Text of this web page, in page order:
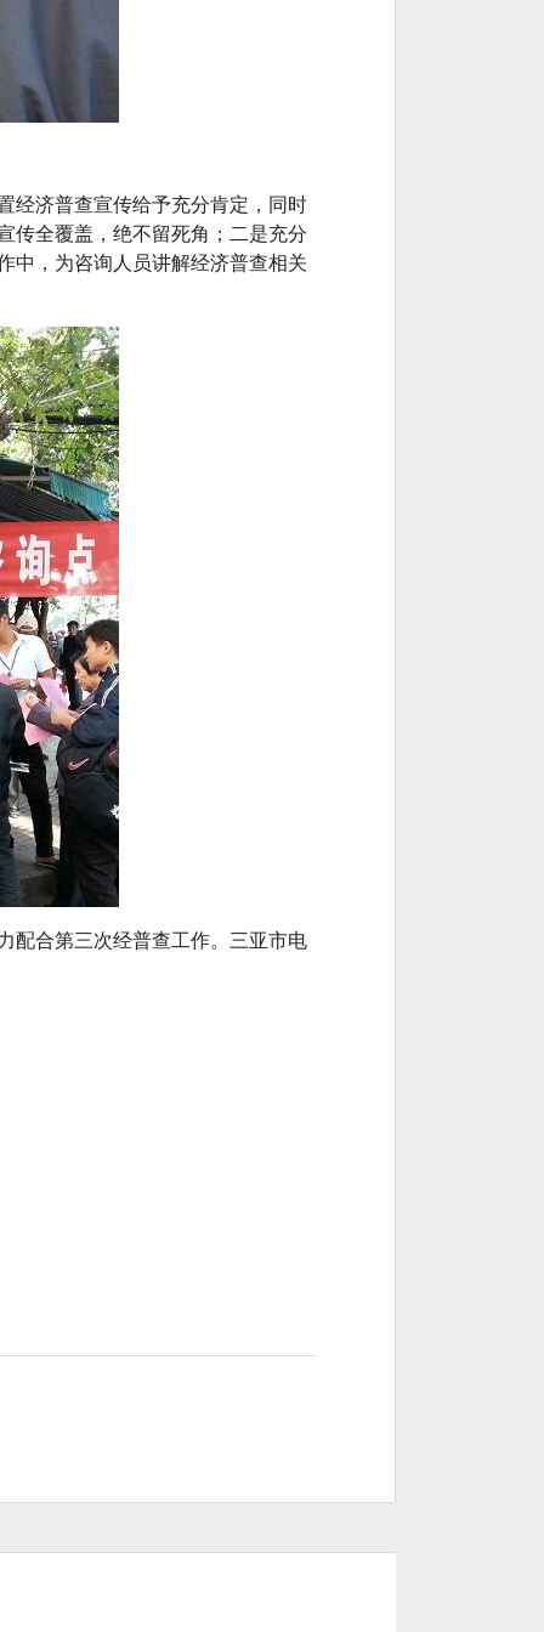
济普查宣传给予充分肯定，同时
传全覆盖，绝不留死角；二是充分
中，为咨询人员讲解经济普查相关
合第三次经普查工作。三亚市电